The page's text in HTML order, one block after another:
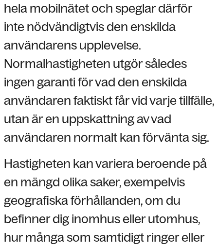
hela mobilnätet och speglar därför
inte nödvändigtvis den enskilda
användarens upplevelse.
Normalhastigheten utgör således
ingen garanti för vad den enskilda
användaren faktiskt får vid varje tillfälle,
utan är en uppskattning av vad
användaren normalt kan förvänta sig.
Hastigheten kan variera beroende på
en mängd olika saker, exempelvis
geografiska förhållanden, om du
befinner dig inomhus eller utomhus,
hur många som samtidigt ringer eller